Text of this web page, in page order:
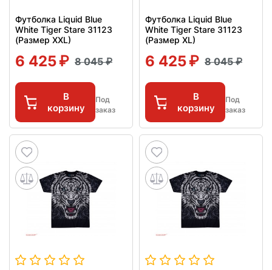
Футболка Liquid Blue
White Tiger Stare 31123
(Размер XXL)
6 425 8 045
В
корзину
Под
заказ
Футболка Liquid Blue
White Tiger Stare 31123
(Размер XL)
6 425 8 045
В
корзину
Под
заказ